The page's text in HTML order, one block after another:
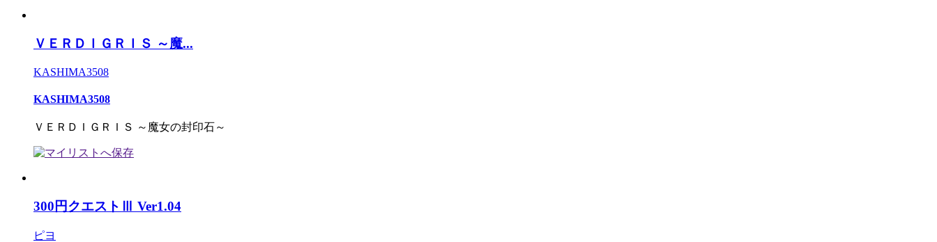
ＶＥＲＤＩＧＲＩＳ ～魔...
KASHIMA3508
KASHIMA3508
ＶＥＲＤＩＧＲＩＳ ～魔女の封印石～
300円クエストⅢ Ver1.04
ピヨ